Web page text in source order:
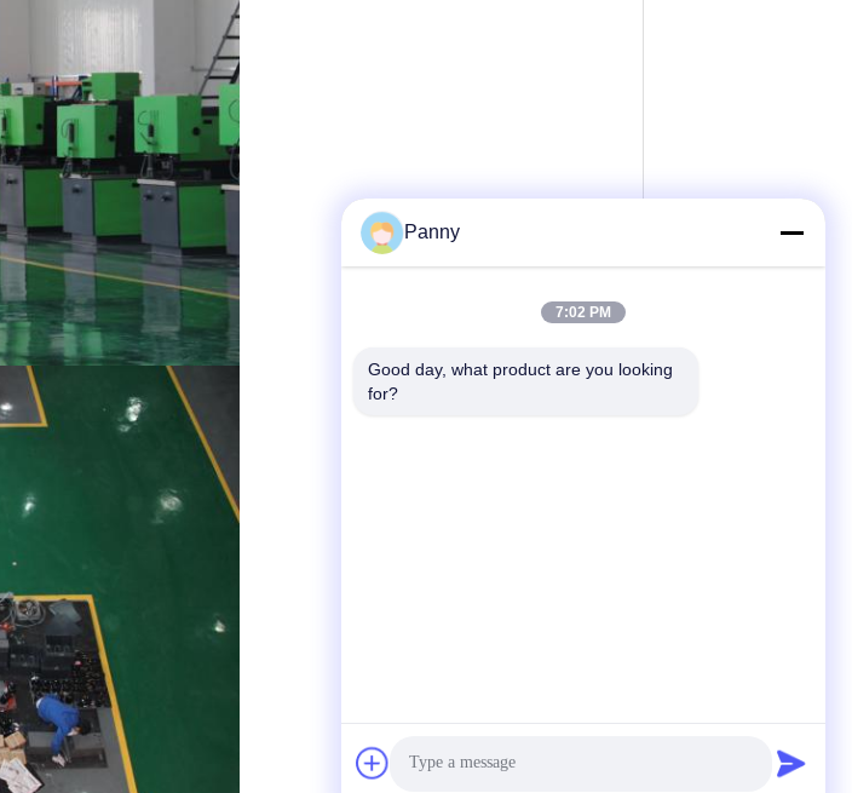
Panny
7:02 PM
Good day, what product are you looking
for?